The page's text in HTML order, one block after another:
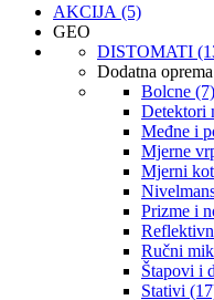
AKCIJA (5)
GEO
DISTOMATI
Dodatna oprema
Bolcne (7)
Detektori
Međne i
Mjerne
Mjerni
Prizme i
Ručni
Štapovi i
Stativi